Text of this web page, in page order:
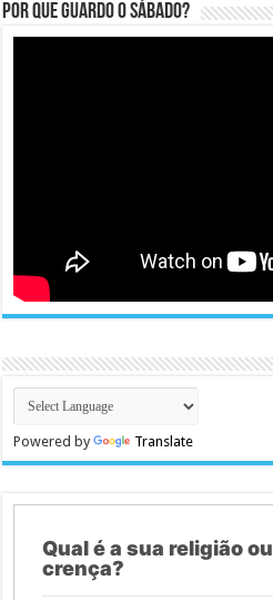
Por que guardo o Sábado?
Powered by Translate
Qual é a sua religião ou
crença?